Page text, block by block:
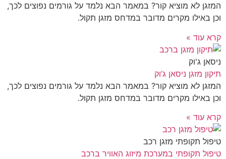
המזגן לא מוציא קור? במאמר הבא נלמד על גורמים נפוצים לכך,
וכן באילו מקרים מדובר במדחס מזגן תקול.
קרא עוד »
ניסאן ג'וק
תיקון מזגן ניסאן ג’וק
המזגן לא מוציא קור? במאמר הבא נלמד על גורמים נפוצים לכך,
וכן באילו מקרים מדובר במדחס מזגן תקול.
קרא עוד »
טיפול תקופתי מזגן רכב
טיפול תקופתי במערכת מיזוג האוויר ברכב